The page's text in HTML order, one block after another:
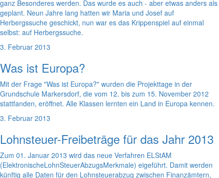
ganz Besonderes werden. Das wurde es auch - aber etwas anders als
geplant. Neun Jahre lang hatten wir Maria und Josef auf
Herbergssuche geschickt, nun war es das Krippenspiel auf einmal
selbst: auf Herbergssuche.
3. Februar 2013
Was ist Europa?
Mit der Frage "Was ist Europa?" wurden die Projekttage in der
Grundschule Markersdorf, die vom 12. bis zum 15. November 2012
stattfanden, eröffnet. Alle Klassen lernten ein Land in Europa kennen.
3. Februar 2013
Lohnsteuer-Freibeträge für das Jahr 2013
Zum 01. Januar 2013 wird das neue Verfahren ELStAM
(ElektronischeLohnSteuerAbzugsMerkmale) eigeführt. Damit werden
künftig alle Daten für den Lohnsteuerabzug zwischen Finanzämtern,